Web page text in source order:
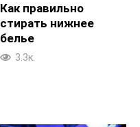
Как правильно
стирать нижнее
белье
3.3к.